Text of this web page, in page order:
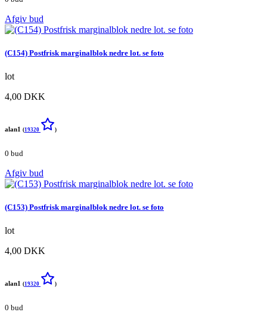
Afgiv bud
(C154) Postfrisk marginalblok nedre lot. se foto
lot
4,00 DKK
alan1 (19320 )
0 bud
Afgiv bud
(C153) Postfrisk marginalblok nedre lot. se foto
lot
4,00 DKK
alan1 (19320 )
0 bud